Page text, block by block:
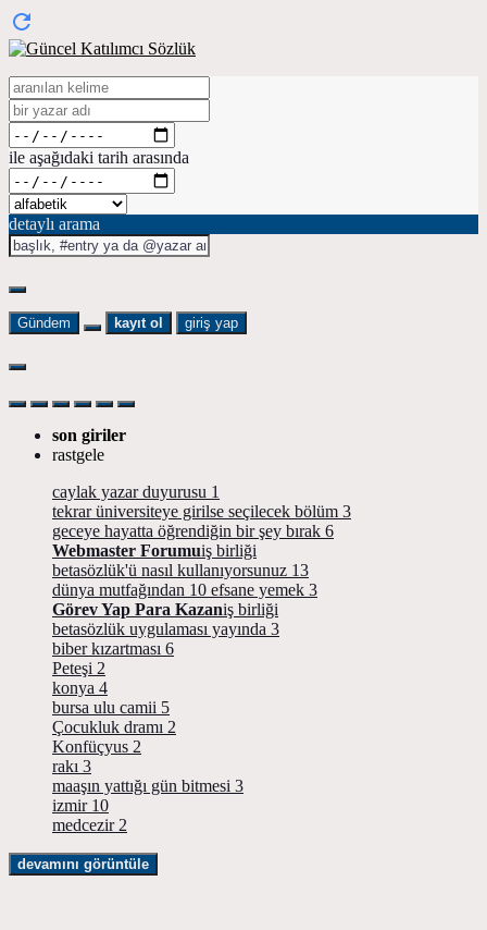
ile aşağıdaki tarih arasında
detaylı arama
Gündem kayıt ol giriş yap
son giriler
rastgele
caylak yazar duyurusu 1
tekrar üniversiteye girilse seçilecek bölüm 3
geceye hayatta öğrendiğin bir şey bırak 6
Webmaster Forumuiş birliği
betasözlük'ü nasıl kullanıyorsunuz 13
dünya mutfağından 10 efsane yemek 3
Görev Yap Para Kazaniş birliği
betasözlük uygulaması yayında 3
biber kızartması 6
Peteşi 2
konya 4
bursa ulu camii 5
Çocukluk dramı 2
Konfüçyus 2
rakı 3
maaşın yattığı gün bitmesi 3
izmir 10
medcezir 2
devamını görüntüle